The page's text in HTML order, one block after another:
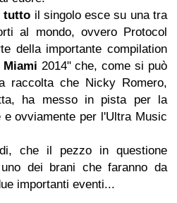
tutto il singolo esce su una tra
al mondo, ovvero Protocol
della importante compilation
Miami 2014" che, come si può
raccolta che Nicky Romero,
ha messo in pista per la
ovviamente per l'Ultra Music
che il pezzo in questione
dei brani che faranno da
importanti eventi...